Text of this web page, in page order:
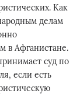
Как
делам
в Афганистане.
суд по
если есть